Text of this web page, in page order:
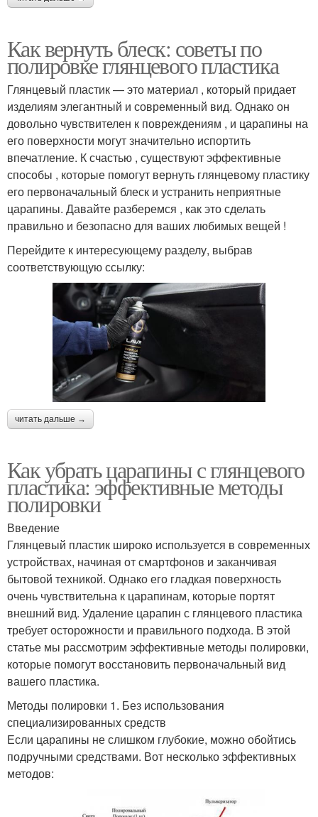
Как вернуть блеск: советы по
полировке глянцевого пластика
Глянцевый пластик — это материал , который придает
изделиям элегантный и современный вид. Однако он
довольно чувствителен к повреждениям , и царапины на
его поверхности могут значительно испортить
впечатление. К счастью , существуют эффективные
способы , которые помогут вернуть глянцевому пластику
его первоначальный блеск и устранить неприятные
царапины. Давайте разберемся , как это сделать
правильно и безопасно для ваших любимых вещей !
Перейдите к интересующему разделу, выбрав
соответствующую ссылку:
читать дальше →
Как убрать царапины с глянцевого
пластика: эффективные методы
полировки
Введение
Глянцевый пластик широко используется в современных
устройствах, начиная от смартфонов и заканчивая
бытовой техникой. Однако его гладкая поверхность
очень чувствительна к царапинам, которые портят
внешний вид. Удаление царапин с глянцевого пластика
требует осторожности и правильного подхода. В этой
статье мы рассмотрим эффективные методы полировки,
которые помогут восстановить первоначальный вид
вашего пластика.
Методы полировки 1. Без использования
специализированных средств
Если царапины не слишком глубокие, можно обойтись
подручными средствами. Вот несколько эффективных
методов: